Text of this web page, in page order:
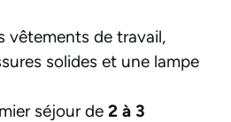
vêtements de travail,
solides et une lampe
séjour de 2 à 3